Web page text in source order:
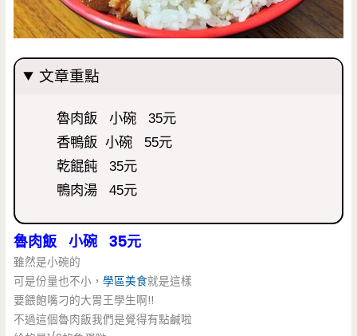
文章重點
魯肉飯 小碗 35元
香鴨飯 小碗 55元
乾餛飩 35元
鴨肉湯 45元
魯肉飯 小碗 35元
雖然是小碗的
可是份量也不小，學區美食就是這樣
要餵飽嘴刁的大胃王學生啊!!
不過這個魯肉飯我們是覺得有點鹹啦